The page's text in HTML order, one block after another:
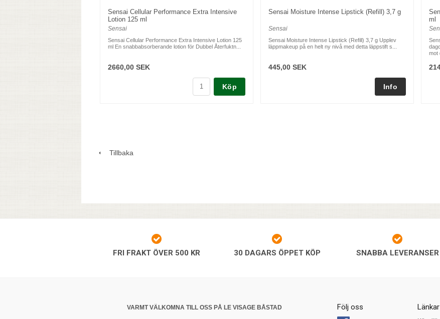
Sensai Cellular Performance Extra Intensive
Lotion 125 ml
Sensai
Sensai Cellular Performance Extra Intensive Lotion 125
ml En snabbabsorberande lotion för Dubbel Återfuktn...
2660,00 SEK
Köp
Sensai Moisture Intense Lipstick (Refill) 3,7 g
Sensai
Sensai Moisture Intense Lipstick (Refill) 3,7 g Upplev
läppmakeup på en helt ny nivå med detta läppstift s...
445,00 SEK
ml
mot
Tillbaka
FRI FRAKT ÖVER 500 KR 30 DAGARS ÖPPET KÖP SNABBA LEVERANSER
VARMT VÄLKOMNA TILL OSS PÅ LE VISAGE BÅSTAD Följ oss Länkar